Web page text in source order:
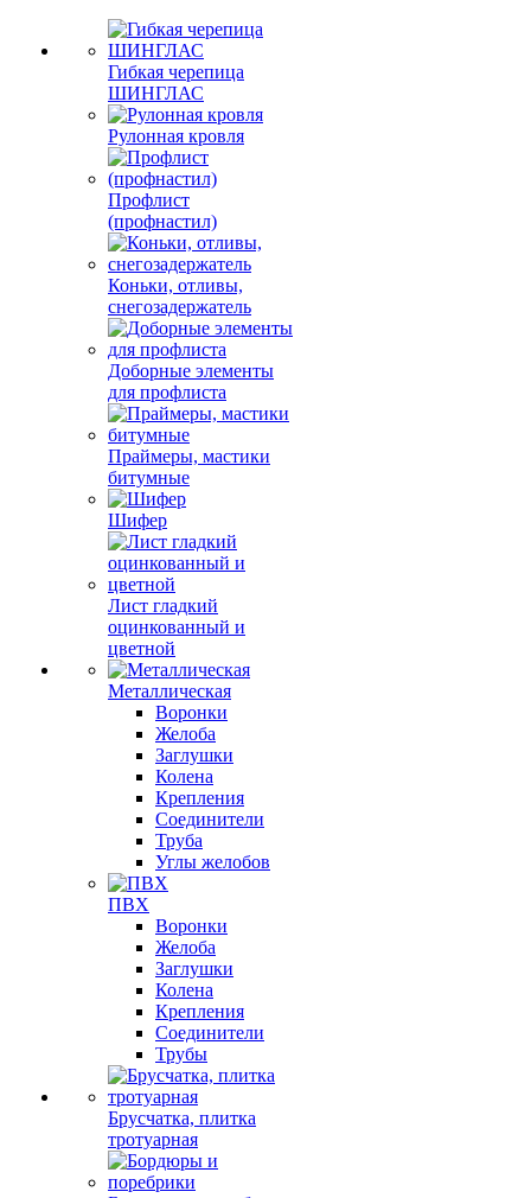
Гибкая черепица
ШИНГЛАС
Рулонная кровля
Профлист
(профнастил)
Коньки, отливы,
снегозадержатель
Доборные элементы
для профлиста
Праймеры, мастики
битумные
Шифер
Лист гладкий
оцинкованный и
цветной
Металлическая
Воронки
Желоба
Заглушки
Колена
Крепления
Соединители
Труба
Углы желобов
ПВХ
Воронки
Желоба
Заглушки
Колена
Крепления
Соединители
Трубы
Брусчатка, плитка
тротуарная